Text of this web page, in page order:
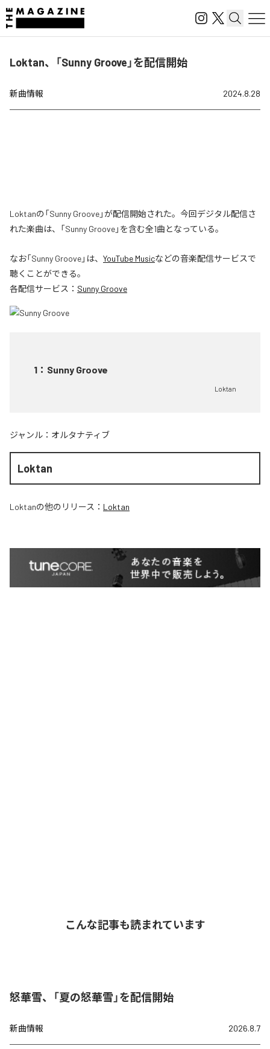
Loktan、「Sunny Groove」を配信開始
新曲情報 2024.8.28
Loktanの「Sunny Groove」が配信開始された。今回デジタル配信さ
れた楽曲は、「Sunny Groove」を含む全1曲となっている。
なお「Sunny Groove」は、 YouTube Musicなどの音楽配信サービスで
聴くことができる。
各配信サービス： Sunny Groove
1 ： Sunny Groove
Loktan
ジャンル： オルタナティブ
Loktan
Loktanの他のリリース： Loktan
こんな記事も読まれています
怒華雪、「夏の怒華雪」を配信開始
新曲情報 2026.8.7